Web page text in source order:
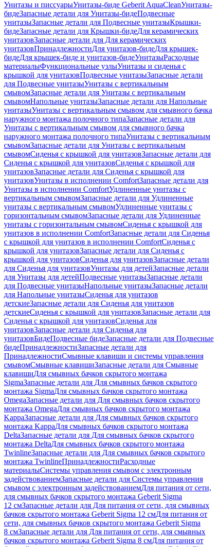
Унитазы и писсуарыУнитазы-биде Geberit AquaCleanУнитазы-
бидеЗапасные детали для Унитазы-бидеПодвесные
унитазыЗапасные детали для Подвесные унитазыКрышки-
бидеЗапасные детали для Крышки-бидеДля керамических
унитазовЗапасные детали для Для керамических
унитазовПринадлежностиДля унитазов-бидеДля крышек-
бидеДля крышек-биде и унитазов-бидеУнитазыРасходные
материалыФункциональные узлыУнитазы и сиденья с
крышкой для унитазовПодвесные унитазыЗапасные детали
для Подвесные унитазыУнитазы с вертикальным
смывомЗапасные детали для Унитазы с вертикальным
смывомНапольные унитазыЗапасные детали для Напольные
унитазыУнитазы с вертикальным смывом для смывного бачка
наружного монтажа полочного типаЗапасные детали для
Унитазы с вертикальным смывом для смывного бачка
наружного монтажа полочного типаУнитазы с вертикальным
смывомЗапасные детали для Унитазы с вертикальным
смывомСиденья с крышкой для унитазовЗапасные детали для
Сиденья с крышкой для унитазовСиденья с крышкой для
унитазовЗапасные детали для Сиденья с крышкой для
унитазовУнитазы в исполнении ComfortЗапасные детали для
Унитазы в исполнении ComfortУдлиненные унитазы с
вертикальным смывомЗапасные детали для Удлиненные
унитазы с вертикальным смывомУдлиненные унитазы с
горизонтальным смывомЗапасные детали для Удлиненные
унитазы с горизонтальным смывомСиденья с крышкой для
унитазов в исполнении ComfortЗапасные детали для Сиденья
с крышкой для унитазов в исполнении ComfortСиденья с
крышкой для унитазовЗапасные детали для Сиденья с
крышкой для унитазовСиденья для унитазовЗапасные детали
для Сиденья для унитазовУнитазы для детейЗапасные детали
для Унитазы для детейПодвесные унитазыЗапасные детали
для Подвесные унитазыНапольные унитазыЗапасные детали
для Напольные унитазыСиденья для унитазов
детскиеЗапасные детали для Сиденья для унитазов
детскиеСиденья с крышкой для унитазовЗапасные детали для
Сиденья с крышкой для унитазовСиденья для
унитазовЗапасные детали для Сиденья для
унитазовБидеПодвесные бидеЗапасные детали для Подвесные
бидеПринадлежностиЗапасные детали для
ПринадлежностиСмывные клавиши и системы управления
смывомСмывные клавишиЗапасные детали для Смывные
клавишиДля смывных бачков скрытого монтажа
SigmaЗапасные детали для Для смывных бачков скрытого
монтажа SigmaДля смывных бачков скрытого монтажа
OmegaЗапасные детали для Для смывных бачков скрытого
монтажа OmegaДля смывных бачков скрытого монтажа
KappaЗапасные детали для Для смывных бачков скрытого
монтажа KappaДля смывных бачков скрытого монтажа
DeltaЗапасные детали для Для смывных бачков скрытого
монтажа DeltaДля смывных бачков скрытого монтажа
TwinlineЗапасные детали для Для смывных бачков скрытого
монтажа TwinlineПринадлежностиРасходные
материалыСистемы управления смывом с электронным
задействованиемЗапасные детали для Системы управления
смывом с электронным задействованиемДля питания от сети,
для смывных бачков скрытого монтажа Geberit Sigma
12 смЗапасные детали для Для питания от сети, для смывных
бачков скрытого монтажа Geberit Sigma 12 смДля питания от
сети, для смывных бачков скрытого монтажа Geberit Sigma
8 смЗапасные детали для Для питания от сети, для смывных
бачков скрытого монтажа Geberit Sigma 8 смДля питания от